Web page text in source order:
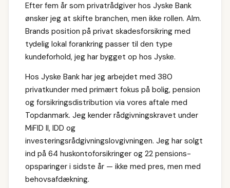
Efter fem år som privatrådgiver hos Jyske Bank
ønsker jeg at skifte branchen, men ikke rollen. Alm.
Brands position på privat skadesforsikring med
tydelig lokal forankring passer til den type
kundeforhold, jeg har bygget op hos Jyske.
Hos Jyske Bank har jeg arbejdet med 380
privatkunder med primært fokus på bolig, pension
og forsikringsdistribution via vores aftale med
Topdanmark. Jeg kender rådgivningskravet under
MiFID II, IDD og
investeringsrådgivningslovgivningen. Jeg har solgt
ind på 64 huskontoforsikringer og 22 pensions-
opsparinger i sidste år — ikke med pres, men med
behovsafdækning.